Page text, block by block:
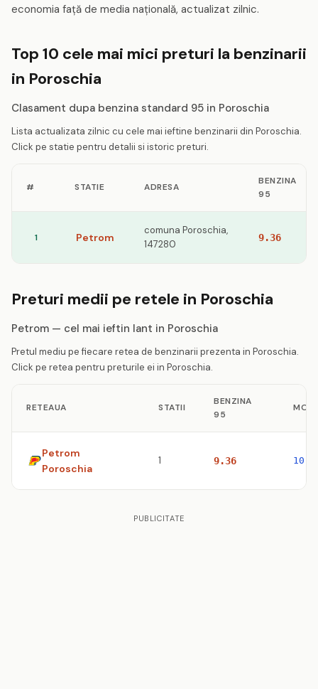
economia față de media națională, actualizat zilnic.
Top 10 cele mai mici preturi la benzinarii
in Poroschia
Clasament dupa benzina standard 95 in Poroschia
Lista actualizata zilnic cu cele mai ieftine benzinarii din Poroschia.
Click pe statie pentru detalii si istoric preturi.
# STATIE ADRESA
BENZINA
95
1 Petrom
comuna Poroschia,
147280
9.36
Preturi medii pe retele in Poroschia
Petrom — cel mai ieftin lant in Poroschia
Pretul mediu pe fiecare retea de benzinarii prezenta in Poroschia.
Click pe retea pentru preturile ei in Poroschia.
RETEAUA STATII
BENZINA
95
Petrom
Poroschia
1 9.36
PUBLICITATE